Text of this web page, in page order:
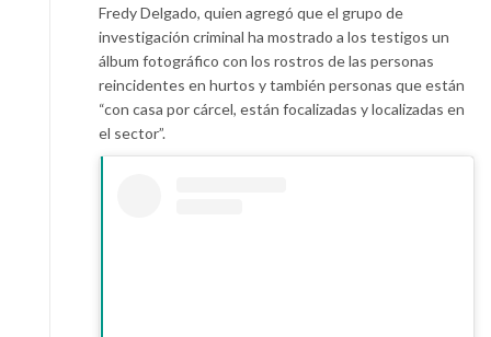
Fredy Delgado, quien agregó que el grupo de
investigación criminal ha mostrado a los testigos un
álbum fotográfico con los rostros de las personas
reincidentes en hurtos y también personas que están
“con casa por cárcel, están focalizadas y localizadas en
el sector”.